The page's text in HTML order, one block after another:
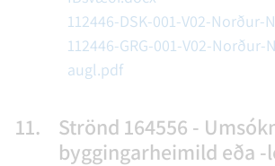
112446-DSK-001-V02-
112446-GRG-001-V02-
augl.pdf
11.
Strönd 164556 -
byggingarheimild eða -